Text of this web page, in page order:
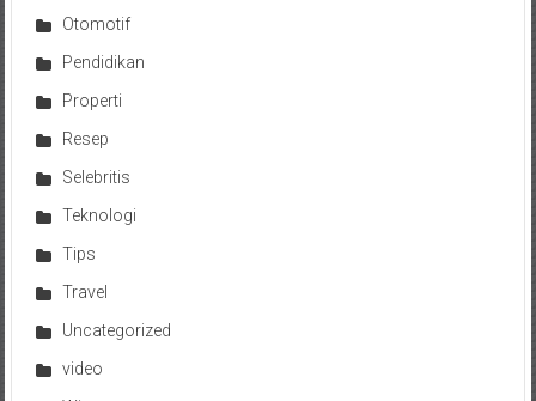
Otomotif
Pendidikan
Properti
Resep
Selebritis
Teknologi
Tips
Travel
Uncategorized
video